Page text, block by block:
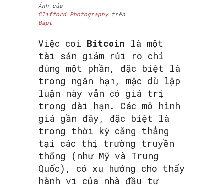
Ảnh của
Clifford Photographytrên
Bapt
Việc coi Bitcoin là một
tài sản giảm rủi ro chỉ
đúng một phần, đặc biệt là
trong ngắn hạn, mặc dù lập
luận này vẫn có giá trị
trong dài hạn. Các mô hình
giá gần đây, đặc biệt là
trong thời kỳ căng thẳng
tại các thị trường truyền
thống (như Mỹ và Trung
Quốc), có xu hướng cho thấy
hành vi của nhà đầu tư